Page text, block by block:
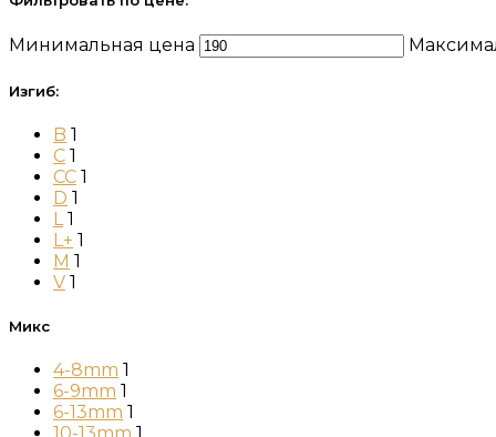
Минимальная цена
Изгиб:
B 1
C 1
CC 1
D 1
L 1
L+ 1
M 1
V 1
Микс
4-8mm 1
6-9mm 1
6-13mm 1